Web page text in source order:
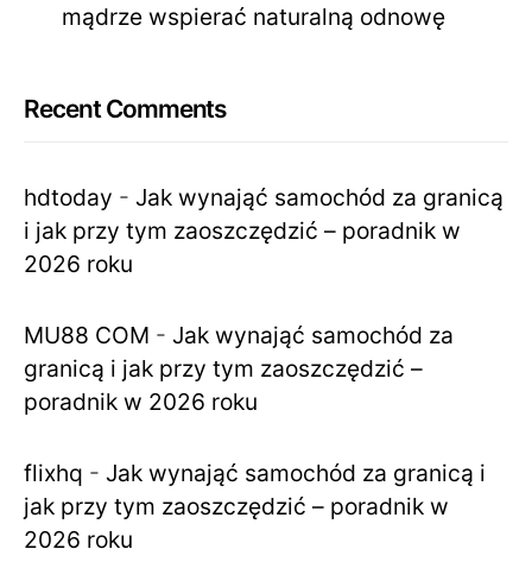
mądrze wspierać naturalną odnowę
Recent Comments
hdtoday - Jak wynająć samochód za granicą
i jak przy tym zaoszczędzić – poradnik w
2026 roku
MU88 COM - Jak wynająć samochód za
granicą i jak przy tym zaoszczędzić –
poradnik w 2026 roku
flixhq - Jak wynająć samochód za granicą i
jak przy tym zaoszczędzić – poradnik w
2026 roku